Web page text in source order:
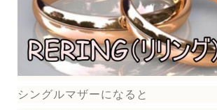
シングルマザーになると